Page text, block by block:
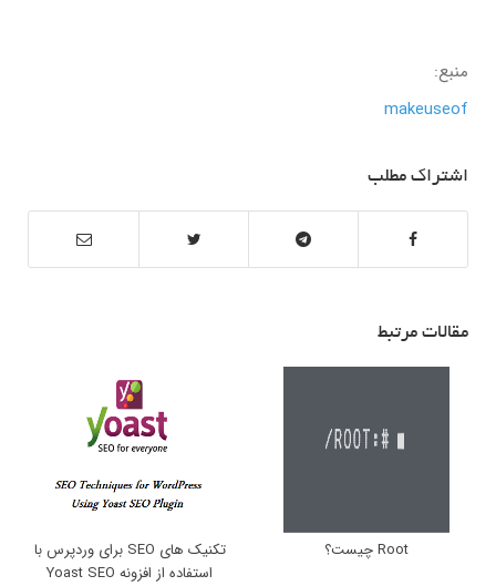
منبع:
makeuseof
اشتراک مطلب
مقالات مرتبط
Root چیست؟
تکنیک های SEO برای وردپرس با
استفاده از افزونه Yoast SEO